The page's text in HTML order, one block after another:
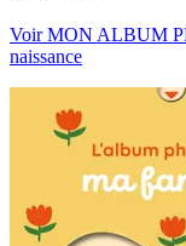
Voir MON ALBUM
naissance